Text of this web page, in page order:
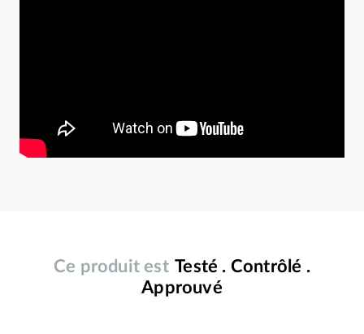
Ce produit est Testé . Contrôlé .
Approuvé